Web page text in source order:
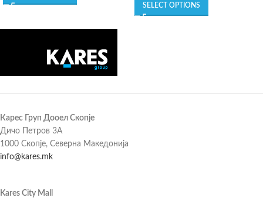
SELECT OPTIONS
Карес Груп Дооел Скопје
Дичо Петров 3А
1000 Скопје, Северна Македонија
info@kares.mk
Kares City Mall